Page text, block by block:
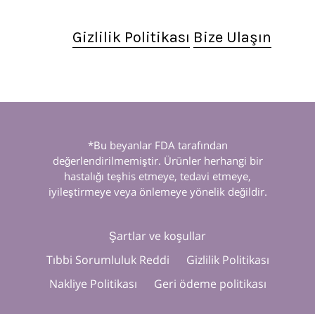
Gizlilik Politikası Bize Ulaşın
*Bu beyanlar FDA tarafından
değerlendirilmemiştir. Ürünler herhangi bir
hastalığı teşhis etmeye, tedavi etmeye,
iyileştirmeye veya önlemeye yönelik değildir.
Şartlar ve koşullar
Tıbbi Sorumluluk Reddi
Gizlilik Politikası
Nakliye Politikası
Geri ödeme politikası